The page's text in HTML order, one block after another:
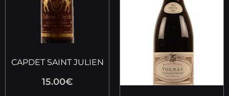
CAPDET SAINT JULIEN
15.00€